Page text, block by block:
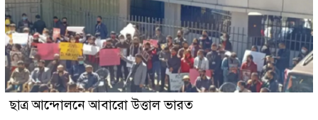
ছাত্র আন্দোলনে আবারো উত্তাল ভারত